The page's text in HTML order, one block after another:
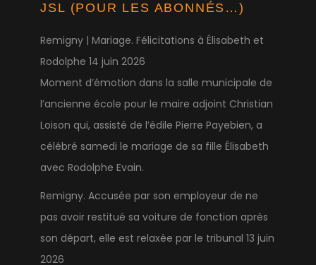
JSL (POUR LES ABONNÉS…)
Remigny | Mariage. Félicitations à Élisabeth et
Rodolphe 14 juin 2026
Moment d’émotion dans la salle municipale de
l’ancienne école pour le maire adjoint Christian
Loison qui, assisté de l’édile Pierre Payebien, a
célébré samedi le mariage de sa fille Élisabeth
avec Rodolphe Evain.
Remigny. Accusée par son employeur de ne
pas avoir restitué sa voiture de fonction après
son départ, elle est relaxée par le tribunal 13 juin
2026